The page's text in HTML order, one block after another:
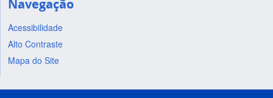
Navegação
Acessibilidade
Alto Contraste
Mapa do Site